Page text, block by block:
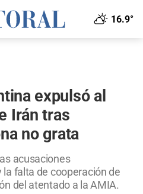
16.9°
expulsó al
Irán tras
no grata
acusaciones
falta de cooperación de
del atentado a la AMIA.